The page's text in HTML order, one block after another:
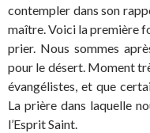
contempler dans son
maître. Voici la première
prier. Nous sommes
pour le désert. Moment
évangélistes, et que
La prière dans laquelle
l’Esprit Saint.